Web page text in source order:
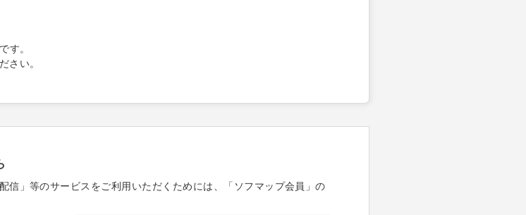
す。
さい。
信」等のサービスをご利用いただくためには、「ソフマップ会員」の